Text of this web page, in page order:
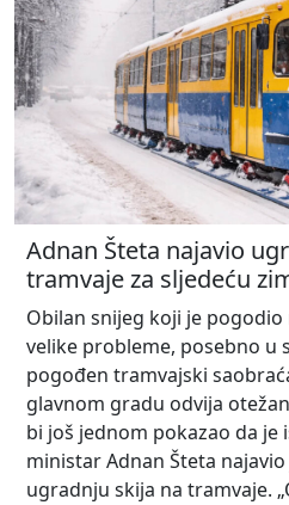
Adnan Šteta najavio
tramvaje za sljedeću
Obilan snijeg koji je pogodio
velike probleme, posebno u
pogođen tramvajski
glavnom gradu odvija
bi još jednom pokazao da je
ministar Adnan Šteta
ugradnju skija na tramvaje.